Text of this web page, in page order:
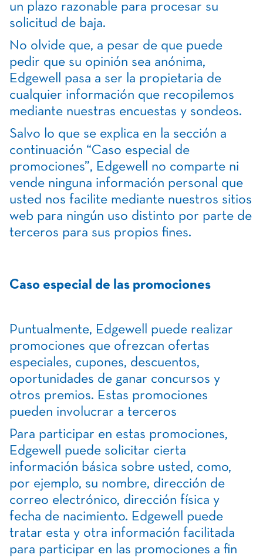
un plazo razonable para procesar su
solicitud de baja.
No olvide que, a pesar de que puede
pedir que su opinión sea anónima,
Edgewell pasa a ser la propietaria de
cualquier información que recopilemos
mediante nuestras encuestas y sondeos.
Salvo lo que se explica en la sección a
continuación “Caso especial de
promociones”, Edgewell no comparte ni
vende ninguna información personal que
usted nos facilite mediante nuestros sitios
web para ningún uso distinto por parte de
terceros para sus propios fines.
Caso especial de las promociones
Puntualmente, Edgewell puede realizar
promociones que ofrezcan ofertas
especiales, cupones, descuentos,
oportunidades de ganar concursos y
otros premios. Estas promociones
pueden involucrar a terceros
Para participar en estas promociones,
Edgewell puede solicitar cierta
información básica sobre usted, como,
por ejemplo, su nombre, dirección de
correo electrónico, dirección física y
fecha de nacimiento. Edgewell puede
tratar esta y otra información facilitada
para participar en las promociones a fin